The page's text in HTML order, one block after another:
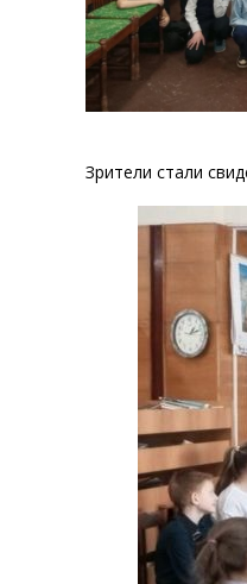
Зрители стали